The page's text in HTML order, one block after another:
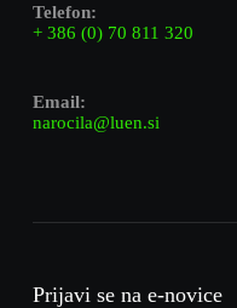
Telefon:
+ 386 (0) 70 811 320
Email:
narocila@luen.si
Prijavi se na e-novice